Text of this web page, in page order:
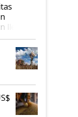
llegó
se